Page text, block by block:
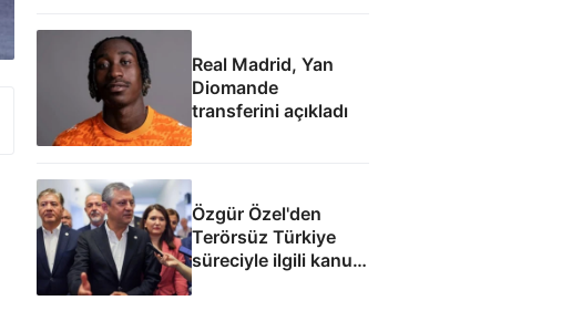
Real Madrid, Yan
Diomande
transferini açıkladı
Özgür Özel'den
Terörsüz Türkiye
süreciyle ilgili kanun
teklifine: İmza atma